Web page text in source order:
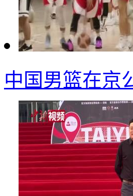
中国男篮在京